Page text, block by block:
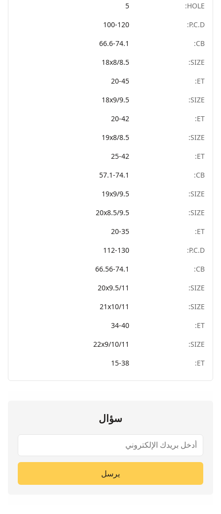
HOLE:
5
P.C.D:
100-120
CB:
66.6-74.1
SIZE:
18x8/8.5
ET:
20-45
SIZE:
18x9/9.5
ET:
20-42
SIZE:
19x8/8.5
ET:
25-42
CB:
57.1-74.1
SIZE:
19x9/9.5
SIZE:
20x8.5/9.5
ET:
20-35
P.C.D:
112-130
CB:
66.56-74.1
SIZE:
20x9.5/11
SIZE:
21x10/11
ET:
34-40
SIZE:
22x9/10/11
ET:
15-38
سؤال
يرسل